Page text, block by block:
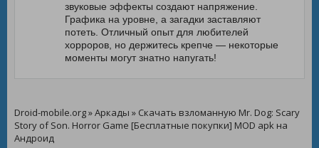
звуковые эффекты создают напряжение.
Графика на уровне, а загадки заставляют
потеть. Отличный опыт для любителей
хорроров, но держитесь крепче — некоторые
моменты могут знатно напугать!
Droid-mobile.org»Аркады » Скачать взломанную Mr. Dog: Scary
Story of Son. Horror Game [Бесплатные покупки] MOD apk на
Андроид